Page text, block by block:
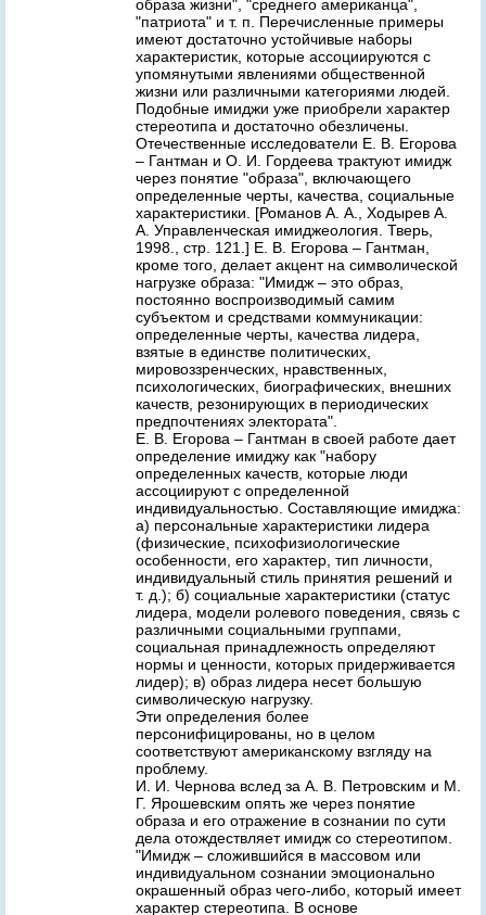
образа жизни", "среднего американца",
"патриота" и т. п. Перечисленные примеры
имеют достаточно устойчивые наборы
характеристик, которые ассоциируются с
упомянутыми явлениями общественной
жизни или различными категориями людей.
Подобные имиджи уже приобрели характер
стереотипа и достаточно обезличены.
Отечественные исследователи Е. В. Егорова
– Гантман и О. И. Гордеева трактуют имидж
через понятие "образа", включающего
определенные черты, качества, социальные
характеристики. [Романов А. А., Ходырев А.
А. Управленческая имиджеология. Тверь,
1998., стр. 121.] Е. В. Егорова – Гантман,
кроме того, делает акцент на символической
нагрузке образа: "Имидж – это образ,
постоянно воспроизводимый самим
субъектом и средствами коммуникации:
определенные черты, качества лидера,
взятые в единстве политических,
мировоззренческих, нравственных,
психологических, биографических, внешних
качеств, резонирующих в периодических
предпочтениях электората".
Е. В. Егорова – Гантман в своей работе дает
определение имиджу как "набору
определенных качеств, которые люди
ассоциируют с определенной
индивидуальностью. Составляющие имиджа:
а) персональные характеристики лидера
(физические, психофизиологические
особенности, его характер, тип личности,
индивидуальный стиль принятия решений и
т. д.); б) социальные характеристики (статус
лидера, модели ролевого поведения, связь с
различными социальными группами,
социальная принадлежность определяют
нормы и ценности, которых придерживается
лидер); в) образ лидера несет большую
символическую нагрузку.
Эти определения более
персонифицированы, но в целом
соответствуют американскому взгляду на
проблему.
И. И. Чернова вслед за А. В. Петровским и М.
Г. Ярошевским опять же через понятие
образа и его отражение в сознании по сути
дела отождествляет имидж со стереотипом.
"Имидж – сложившийся в массовом или
индивидуальном сознании эмоционально
окрашенный образ чего-либо, который имеет
характер стереотипа. В основе